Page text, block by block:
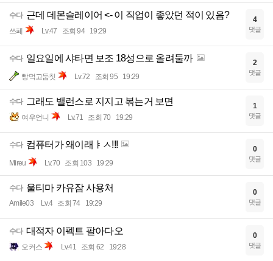
수다 근데 데몬슬레이어 <- 이 직업이 좋았던 적이 있음?
쓰페 Lv.47 조회 94 19:29
4
댓글
수다 일요일에 샤타면 보조 18성으로 올려둘까
빵먹고둠칫 Lv.72 조회 95 19:29
2
댓글
수다 그래도 밸런스로 지지고 볶는거 보면
여우언니 Lv.71 조회 70 19:29
1
댓글
수다 컴퓨터가 왜이래ㅑㅅ!!!
Mireu Lv.70 조회 103 19:29
0
댓글
수다 울티마 카유잠 사용처
Amile03 Lv.4 조회 74 19:29
0
댓글
수다 대적자 이펙트 팔아다오
오커스 Lv.41 조회 62 19:28
0
댓글